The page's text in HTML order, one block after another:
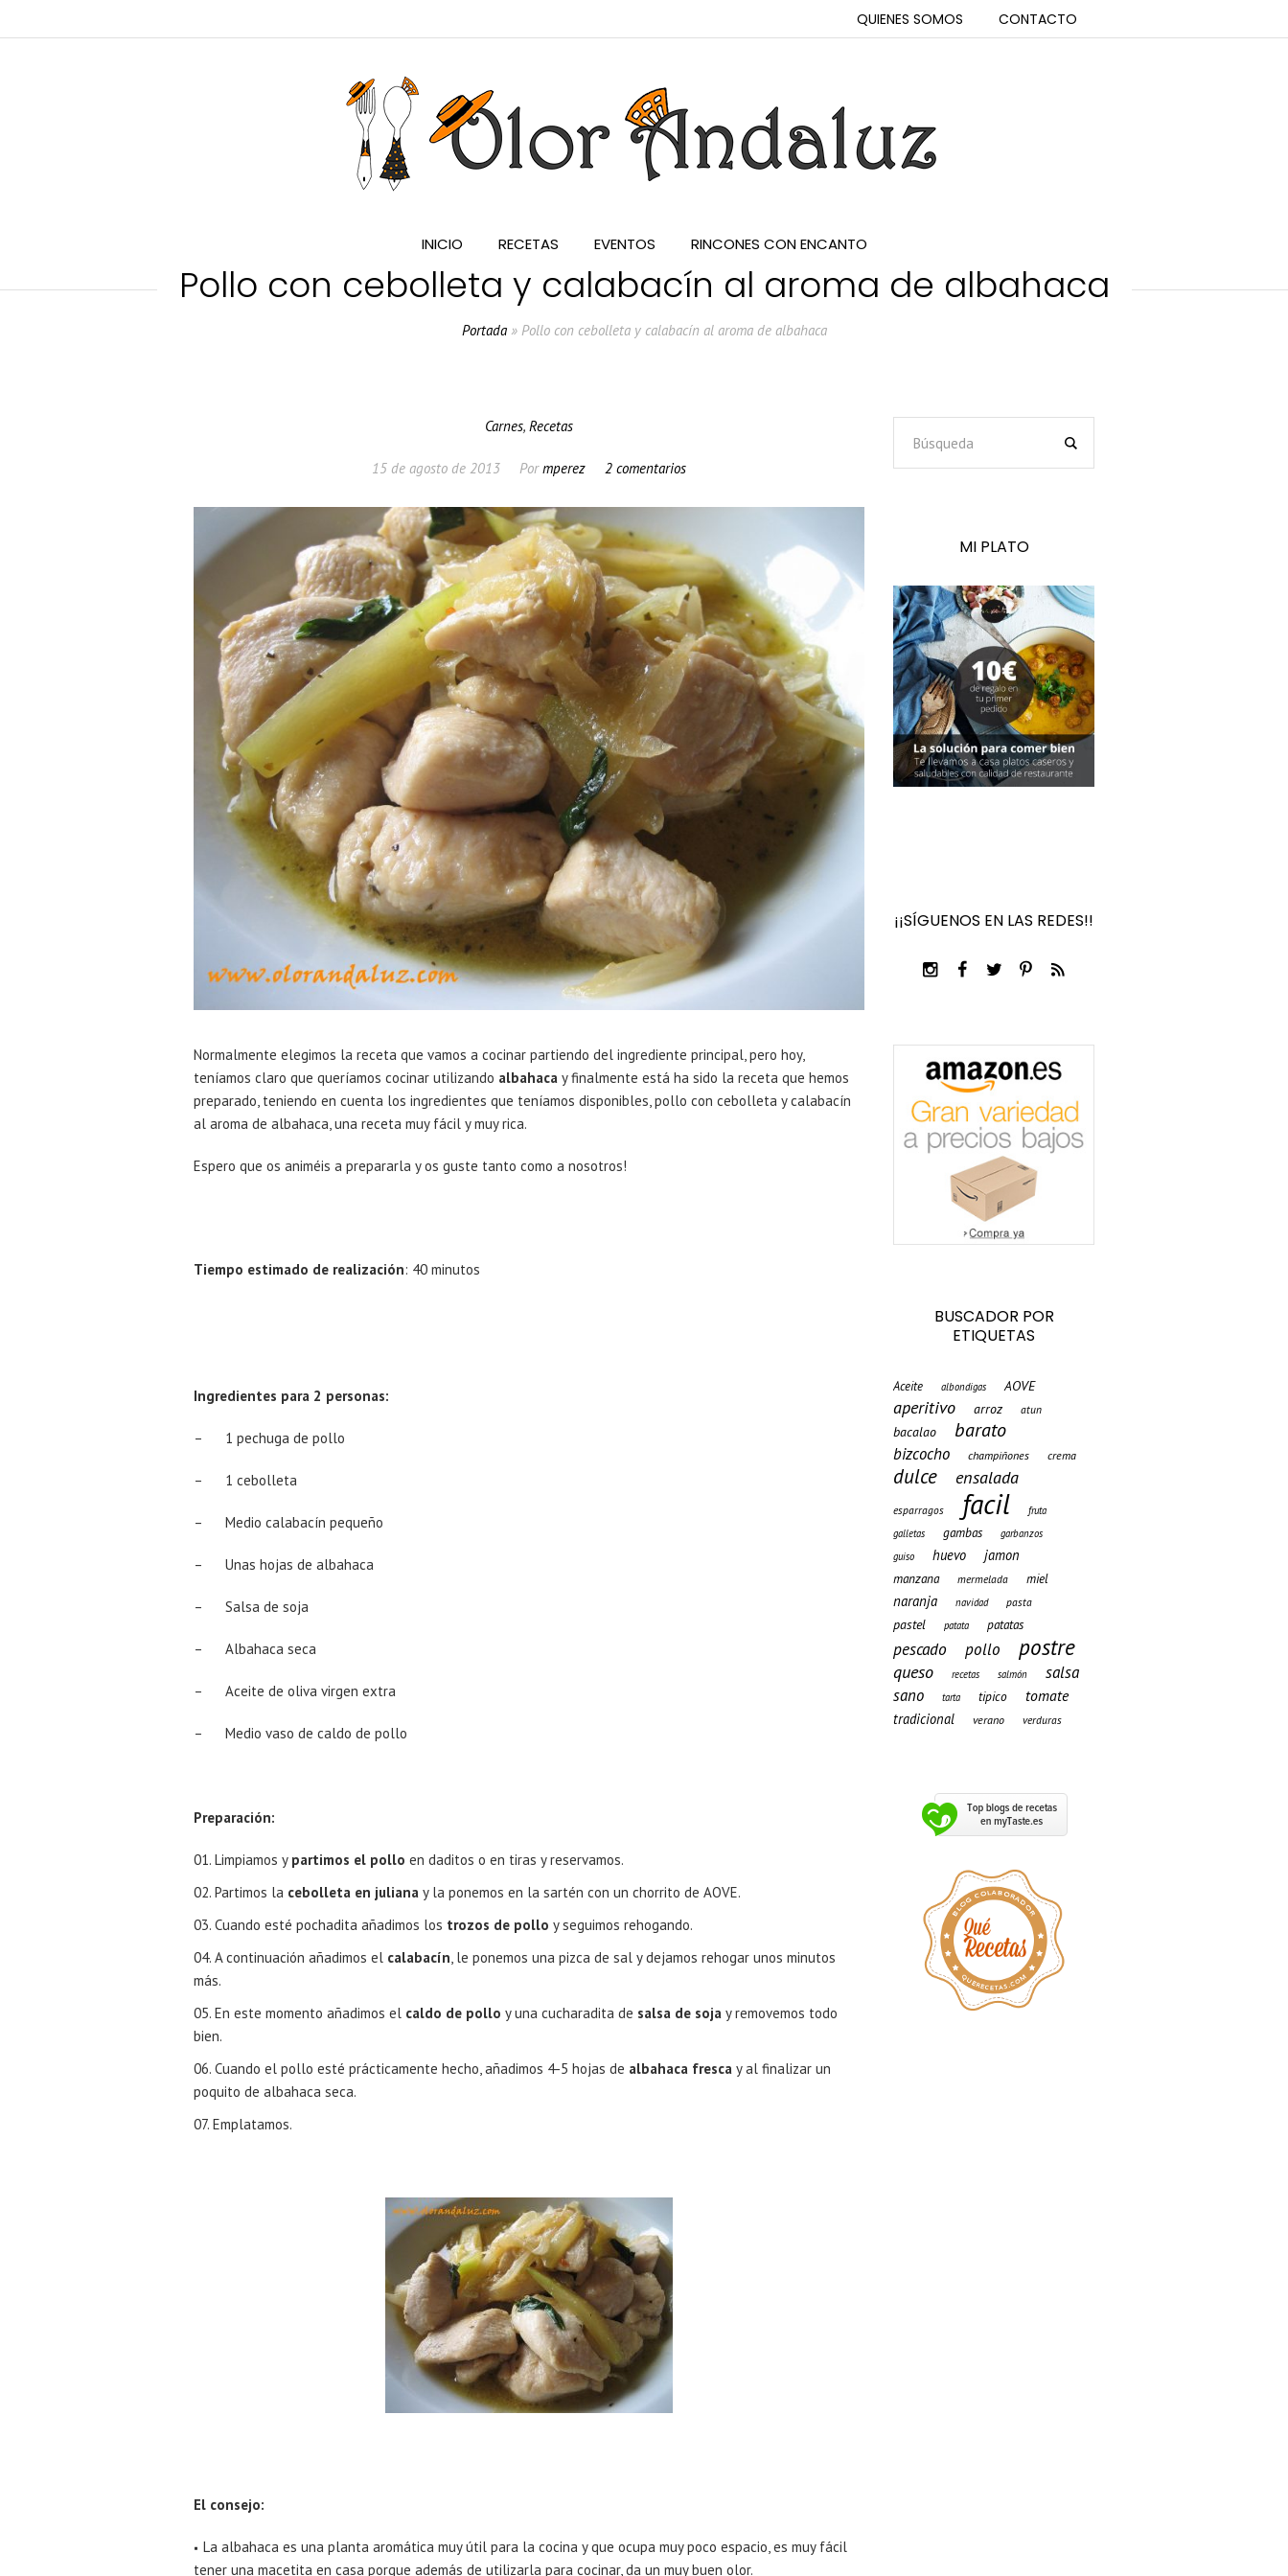
QUIENES SOMOS CONTACTO
INICIO RECETAS EVENTOS RINCONES CON ENCANTO
Pollo con cebolleta y calabacín al aroma de albahaca
Portada» Pollo con cebolleta y calabacín al aroma de albahaca
Carnes,Recetas
15 de agosto de 2013 Pormperez 2 comentarios
Normalmente elegimos la receta que vamos a cocinar partiendo del ingrediente principal, pero hoy,
teníamos claro que queríamos cocinar utilizando albahaca y finalmente está ha sido la receta que hemos
preparado, teniendo en cuenta los ingredientes que teníamos disponibles, pollo con cebolleta y calabacín
al aroma de albahaca, una receta muy fácil y muy rica.
Espero que os animéis a prepararla y os guste tanto como a nosotros!
Tiempo estimado de realización: 40 minutos
Ingredientes para 2 personas:
– 1 pechuga de pollo
– 1 cebolleta
– Medio calabacín pequeño
– Unas hojas de albahaca
– Salsa de soja
– Albahaca seca
– Aceite de oliva virgen extra
– Medio vaso de caldo de pollo
Preparación:
Limpiamos y partimos el pollo en daditos o en tiras y reservamos.
Partimos la cebolleta en juliana y la ponemos en la sartén con un chorrito de AOVE.
Cuando esté pochadita añadimos los trozos de pollo y seguimos rehogando.
A continuación añadimos el calabacín, le ponemos una pizca de sal y dejamos rehogar unos minutos
más.
En este momento añadimos el caldo de pollo y una cucharadita de salsa de soja y removemos todo
bien.
Cuando el pollo esté prácticamente hecho, añadimos 4-5 hojas de albahaca fresca y al finalizar un
poquito de albahaca seca.
Emplatamos.
El consejo:
La albahaca es una planta aromática muy útil para la cocina y que ocupa muy poco espacio, es muy fácil
tener una macetita en casa porque además de utilizarla para cocinar, da un muy buen olor.
MI PLATO
¡¡SÍGUENOS EN LAS REDES!!
BUSCADOR POR
ETIQUETAS
Aceite albondigas AOVE
aperitivo arroz atun
bacalao barato
bizcocho champiñones crema
dulce ensalada
esparragos facil
fruta
galletas
gambas
garbanzos
guiso
huevo jamon
manzana mermelada miel
naranja navidad pasta
pastel patata patatas
pescado pollo postre
queso recetas salmón
salsa
sano
tarta tipico tomate
tradicional verano verduras